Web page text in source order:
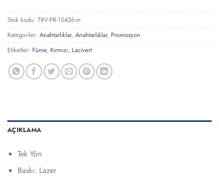
Stok kodu: TRV-PR-15426-m
Kategoriler: Anahtarlıklar, Anahtarlıklar, Promosyon
Etiketler: Füme, Kırmızı, Lacivert
AÇIKLAMA
Tek Yön
Baskı: Lazer